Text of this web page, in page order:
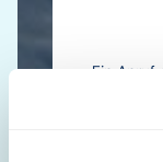
Ein Anruf